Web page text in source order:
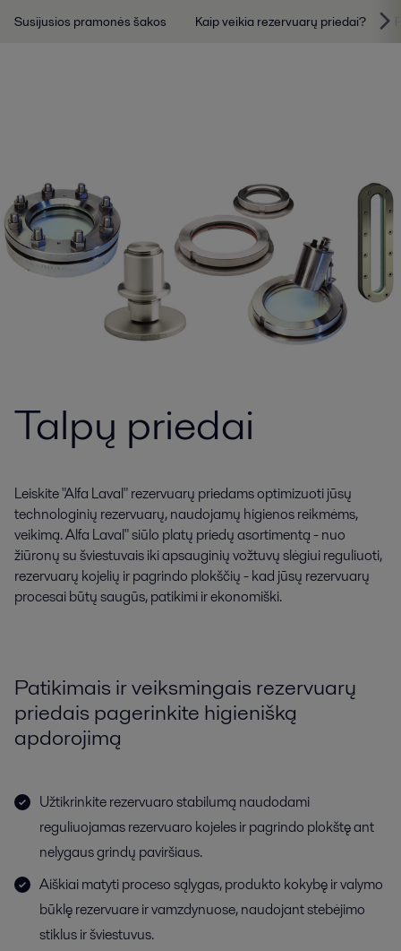
Susijusios pramonės šakos Kaip veikia rezervuarų priedai?
Talpų priedai
Leiskite "Alfa Laval" rezervuarų priedams optimizuoti jūsų
technologinių rezervuarų, naudojamų higienos reikmėms,
veikimą. Alfa Laval" siūlo platų priedų asortimentą - nuo
žiūronų su šviestuvais iki apsauginių vožtuvų slėgiui reguliuoti,
rezervuarų kojelių ir pagrindo plokščių - kad jūsų rezervuarų
procesai būtų saugūs, patikimi ir ekonomiški.
Patikimais ir veiksmingais rezervuarų
priedais pagerinkite higienišką
apdorojimą
Užtikrinkite rezervuaro stabilumą naudodami
reguliuojamas rezervuaro kojeles ir pagrindo plokštę ant
nelygaus grindų paviršiaus.
Aiškiai matyti proceso sąlygas, produkto kokybę ir valymo
būklę rezervuare ir vamzdynuose, naudojant stebėjimo
stiklus ir šviestuvus.